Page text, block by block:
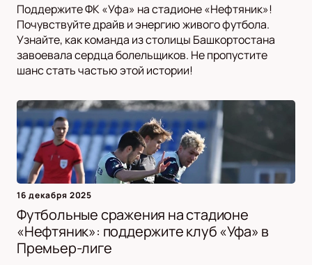
Поддержите ФК «Уфа» на стадионе «Нефтяник»!
Почувствуйте драйв и энергию живого футбола.
Узнайте, как команда из столицы Башкортостана
завоевала сердца болельщиков. Не пропустите
шанс стать частью этой истории!
16 декабря 2025
Футбольные сражения на стадионе
«Нефтяник»: поддержите клуб «Уфа» в
Премьер-лиге